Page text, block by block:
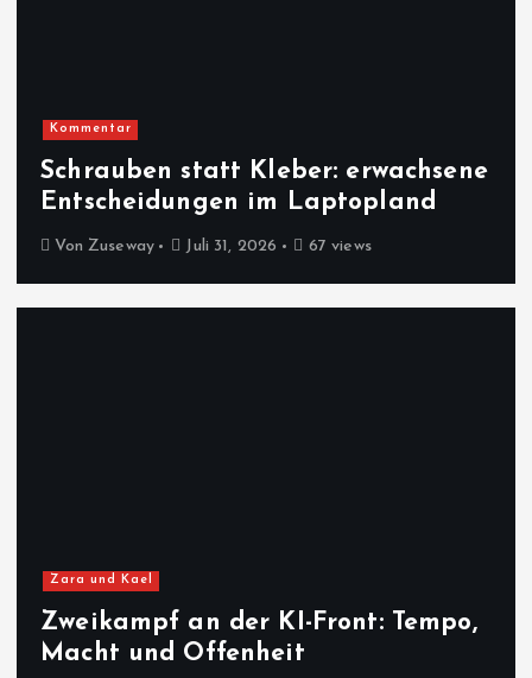
Kommentar
Schrauben statt Kleber: erwachsene
Entscheidungen im Laptopland
Von Zuseway Juli 31, 2026 67 views
Zara und Kael
Zweikampf an der KI-Front: Tempo,
Macht und Offenheit